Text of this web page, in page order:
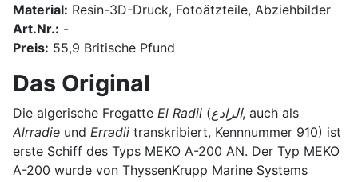
Material: Resin-3D-Druck, Fotoätzteile, Abziehbilder
Art.Nr.: -
Preis: 55,9 Britische Pfund
Das Original
Die algerische Fregatte El Radii (الرادع, auch als
Alrradie und Erradii transkribiert, Kennnummer 910) ist
erste Schiff des Typs MEKO A-200 AN. Der Typ MEKO
A-200 wurde von ThyssenKrupp Marine Systems